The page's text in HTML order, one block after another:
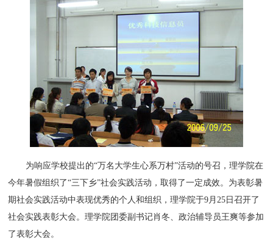
为响应学校提出的“万名大学生心系万村”活动的号召，理学院在
今年暑假组织了“三下乡”社会实践活动，取得了一定成效。为表彰暑
期社会实践活动中表现优秀的个人和组织，理学院于9月25日召开了
社会实践表彰大会。理学院团委副书记肖冬、政治辅导员王爽等参加
了表彰大会。